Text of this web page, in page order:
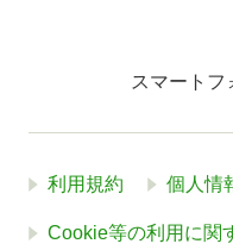
スマートフ
利用規約 個人情
Cookie等の利用に関